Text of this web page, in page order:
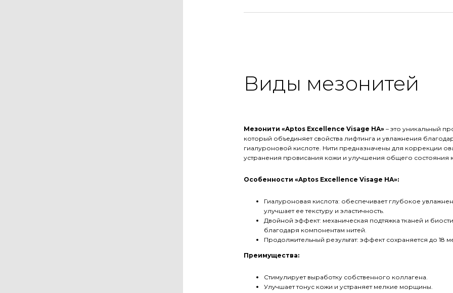
Виды мезонитей
Мезонити «Aptos Excellence Visage HA» – это уникальный
который объединяет свойства лифтинга и увлажнения
гиалуроновой кислоте. Нити предназначены для коррекции
устранения провисания кожи и улучшения общего состояния
Особенности «Aptos Excellence Visage HA»:
Гиалуроновая кислота: обеспечивает глубокое
улучшает ее текстуру и эластичность.
Двойной эффект: механическая подтяжка тканей и
благодаря компонентам нитей.
Продолжительный результат: эффект сохраняется до 18
Преимущества:
Стимулирует выработку собственного коллагена.
Улучшает тонус кожи и устраняет мелкие морщины.